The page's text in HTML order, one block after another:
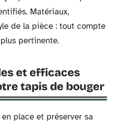
Matériaux,
de la pièce : tout compte
pertinente.
et efficaces
tapis de bouger
place et préserver sa